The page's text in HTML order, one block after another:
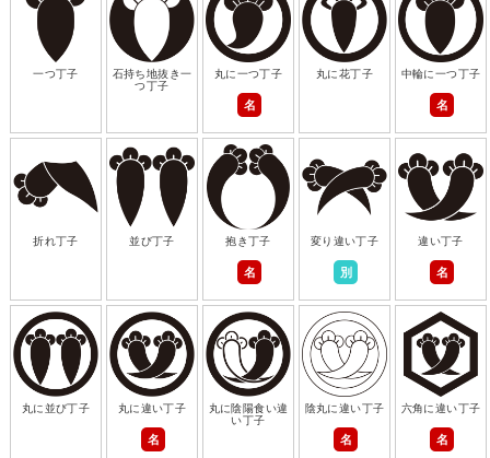
一つ丁子
石持ち地抜き一
つ丁子
丸に一つ丁子
名
丸に花丁子 中輪に一つ丁子
名
折れ丁子 並び丁子 抱き丁子
名
変り違い丁子
別
違い丁子
名
丸に並び丁子 丸に違い丁子
名
丸に陰陽食い違
い丁子
陰丸に違い丁子
名
六角に違い丁子
名